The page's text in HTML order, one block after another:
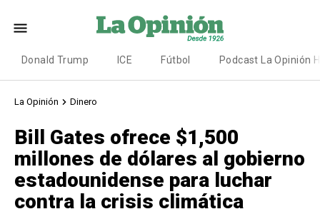
Donald Trump ICE Fútbol Podcast La Opinión
La Opinión Dinero
Bill Gates ofrece $1,500
millones de dólares al gobierno
estadounidense para luchar
contra la crisis climática